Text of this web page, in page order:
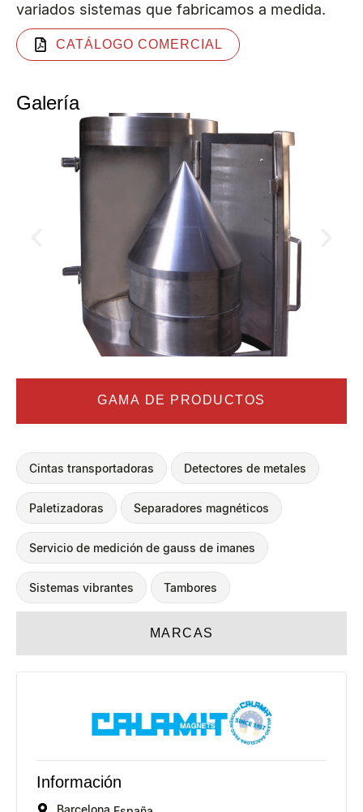
variados sistemas que fabricamos a medida.
CATÁLOGO COMERCIAL
Galería
GAMA DE PRODUCTOS
MARCAS
Cintas transportadoras Detectores de metales
Paletizadoras Separadores magnéticos
Servicio de medición de gauss de imanes
Sistemas vibrantes Tambores
Información
Barcelona,